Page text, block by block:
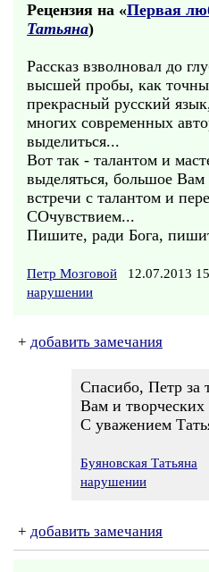
Рецензия на «Первая
Татьяна)
Рассказ взволновал до
высшей пробы, как точны
прекрасный русский
многих современных
выделиться...
Вот так - талантом и
выделяться, большое
встречи с талантом и
СОчувствием...
Пишите, ради Бога,
Петр Мозговой 12.07.2013
нарушении
+ добавить замечания
Спасибо, Петр за
Вам и творческих
С уважением
Буяновская Татьяна
нарушении
+ добавить замечания